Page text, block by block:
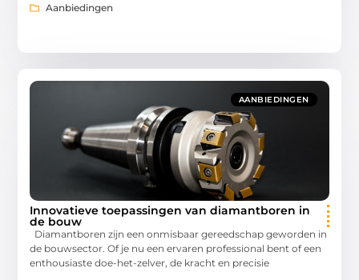
Aanbiedingen
AANBIEDINGEN
Innovatieve toepassingen van diamantboren in
de bouw
Diamantboren zijn een onmisbaar gereedschap geworden in
de bouwsector. Of je nu een ervaren professional bent of een
enthousiaste doe-het-zelver, de kracht en precisie